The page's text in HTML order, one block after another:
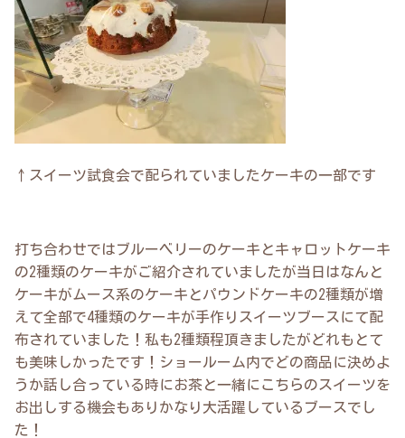
↑スイーツ試食会で配られていましたケーキの一部です
打ち合わせではブルーベリーのケーキとキャロットケーキ
の2種類のケーキがご紹介されていましたが当日はなんと
ケーキがムース系のケーキとパウンドケーキの2種類が増
えて全部で4種類のケーキが手作りスイーツブースにて配
布されていました！私も2種類程頂きましたがどれもとて
も美味しかったです！ショールーム内でどの商品に決めよ
うか話し合っている時にお茶と一緒にこちらのスイーツを
お出しする機会もありかなり大活躍しているブースでし
た！